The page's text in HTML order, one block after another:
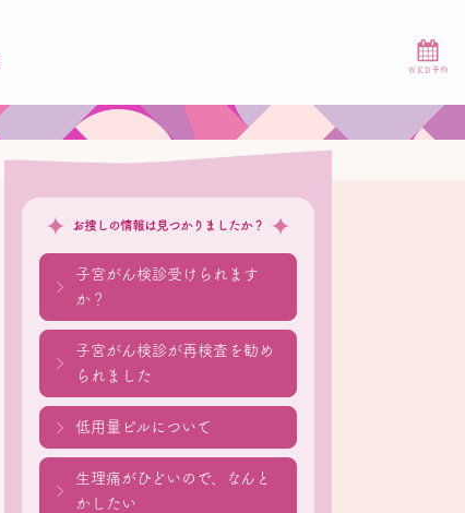
お捜しの情報は見つかりましたか？
子宮がん検診受けられます
か？
子宮がん検診が再検査を勧め
られました
低用量ピルについて
生理痛がひどいので、なんと
かしたい